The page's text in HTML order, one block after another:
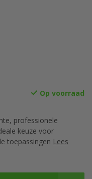
Op voorraad
professionele
keuze voor
toepassingen Lees